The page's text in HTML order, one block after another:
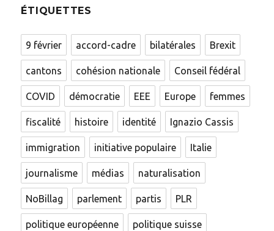
présence
deux
UDC
au
Conseil
fédéral
qui
ne
sera
pas
tiré
ÉTIQUETTES
9 février accord-cadre bilatérales Brexit
cantons cohésion nationale Conseil fédéral
COVID démocratie EEE Europe femmes
fiscalité histoire identité Ignazio Cassis
immigration initiative populaire Italie
journalisme médias naturalisation
NoBillag parlement partis PLR
politique européenne politique suisse